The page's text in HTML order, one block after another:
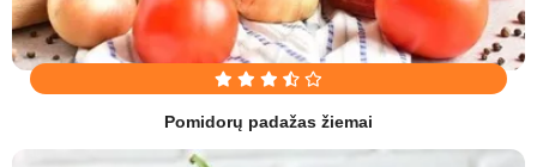
Pomidorų padažas žiemai